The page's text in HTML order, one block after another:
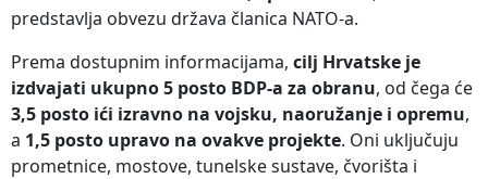
predstavlja obvezu država članica NATO-a.
Prema dostupnim informacijama, cilj Hrvatske je
izdvajati ukupno 5 posto BDP-a za obranu, od čega će
3,5 posto ići izravno na vojsku, naoružanje i opremu,
a 1,5 posto upravo na ovakve projekte. Oni uključuju
prometnice, mostove, tunelske sustave, čvorišta i